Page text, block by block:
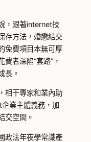
，跟著internet技
存方法，婚戀結交
免費項目本無可厚
者深陷“套路”，
長。
相干專家和業內助
業主體義務，加
交空間。
政法年夜學常識產